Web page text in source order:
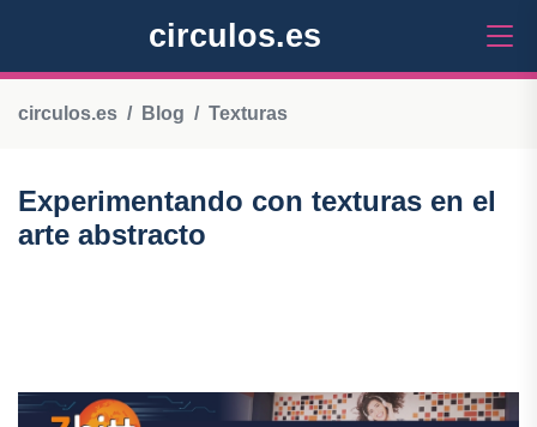
circulos.es
circulos.es Blog Texturas
Experimentando con texturas en el
arte abstracto